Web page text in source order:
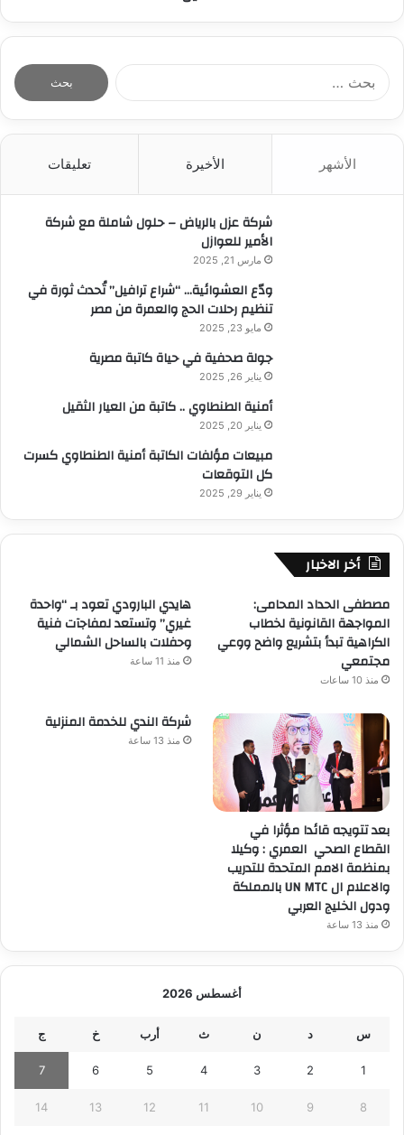
الأشهر الأخيرة تعليقات
شركة عزل بالرياض – حلول شاملة مع شركة
الأمير للعوازل
مارس 21, 2025
ودّع العشوائية… “شراع ترافيل” تُحدث ثورة في
تنظيم رحلات الحج والعمرة من مصر
مايو 23, 2025
جولة صحفية في حياة كاتبة مصرية
يناير 26, 2025
أمنية الطنطاوي .. كاتبة من العيار الثقيل
يناير 20, 2025
مبيعات مؤلفات الكاتبة أمنية الطنطاوي كسرت
كل التوقعات
يناير 29, 2025
أخر الاخبار
مصطفى الحداد المحامى:
المواجهة القانونية لخطاب
الكراهية تبدأ بتشريع واضح ووعي
مجتمعي
منذ 10 ساعات
هايدي البارودي تعود بـ “واحدة
غيري” وتستعد لمفاجآت فنية
وحفلات بالساحل الشمالي
منذ 11 ساعة
بعد تتويجه قائدا مؤثرا في
القطاع الصحي العمري : وكيلا
بمنظمة الامم المتحدة للتدريب
والاعلام ال UN MTC بالمملكة
ودول الخليج العربي
منذ 13 ساعة
شركة الندي للخدمة المنزلية
منذ 13 ساعة
أغسطس 2026
س د ن ث أرب خ ج
1
2
3
4
5
6
7
8
9
10
11
12
13
14